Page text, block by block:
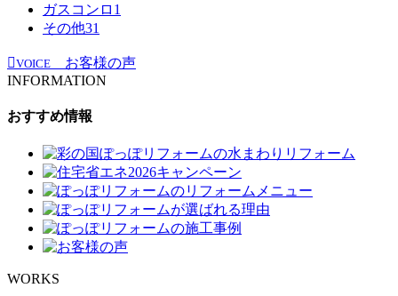
ガスコンロ 1
その他31
VOICE
お客様の声
INFORMATION
おすすめ情報
WORKS